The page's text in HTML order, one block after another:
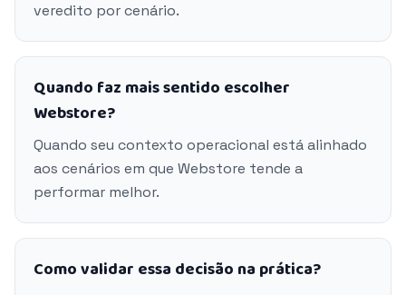
veredito por cenário.
Quando faz mais sentido escolher
Webstore?
Quando seu contexto operacional está alinhado
aos cenários em que Webstore tende a
performar melhor.
Como validar essa decisão na prática?